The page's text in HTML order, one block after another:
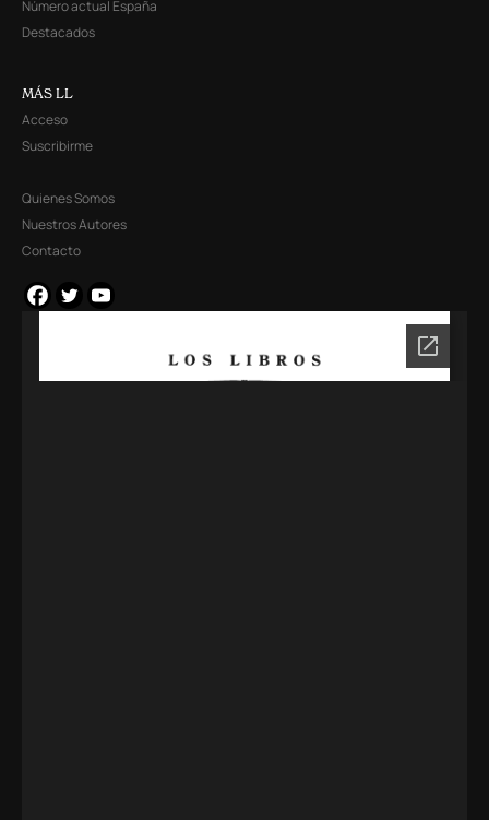
Número actual España
Destacados
MÁS LL
Acceso
Suscribirme
Quienes Somos
Nuestros Autores
Contacto